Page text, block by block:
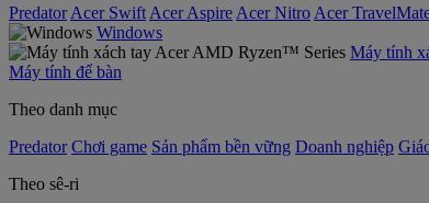
Predator Acer Swift Acer Aspire Acer Nitro Acer
Windows
Máy tính
Máy tính để bàn
Theo danh mục
Predator Chơi game Sản phẩm bền vững Doanh nghiệp
Theo sê-ri